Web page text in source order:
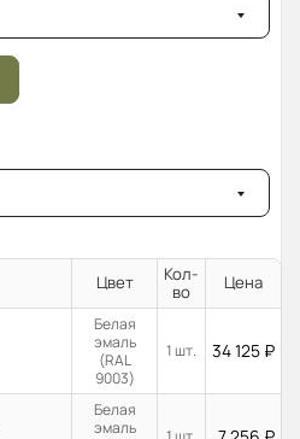
Цвет
Кол-
во
Цена
Белая
эмаль
(RAL
9003)
1 шт. 34 125 ₽
Белая
эмаль